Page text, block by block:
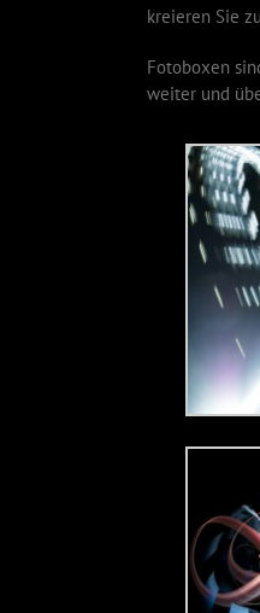
kreieren Sie
Fotoboxen
weiter und